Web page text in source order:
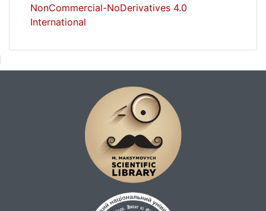
NonCommercial-NoDerivatives 4.0
International